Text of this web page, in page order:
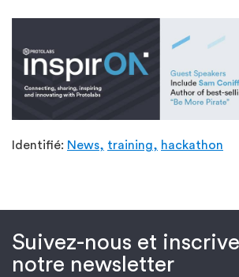
Identifié: News, training, hackathon
Suivez-nous et
notre newsletter